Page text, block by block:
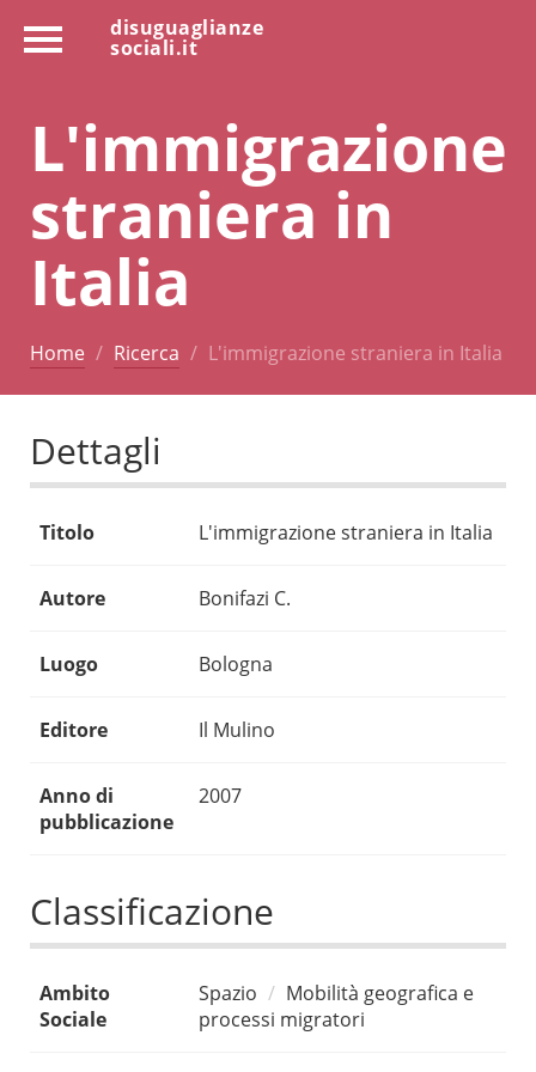
disuguaglianze
sociali.it
L'immigrazione
straniera in
Italia
Home Ricerca L'immigrazione straniera in Italia
Dettagli
Titolo L'immigrazione straniera in Italia
Autore Bonifazi C.
Luogo Bologna
Editore Il Mulino
Anno di
pubblicazione
2007
Classificazione
Ambito
Sociale
Spazio
Mobilità geografica e
processi migratori